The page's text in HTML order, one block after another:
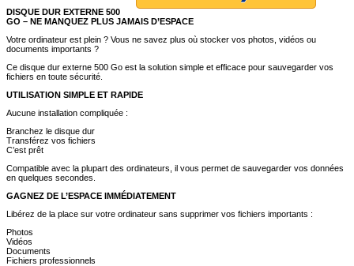
DISQUE DUR EXTERNE 500
GO – NE MANQUEZ PLUS JAMAIS D’ESPACE
Votre ordinateur est plein ? Vous ne savez plus où stocker vos photos, vidéos ou
documents importants ?
Ce disque dur externe 500 Go est la solution simple et efficace pour sauvegarder vos
fichiers en toute sécurité.
UTILISATION SIMPLE ET RAPIDE
Aucune installation compliquée :
Branchez le disque dur
Transférez vos fichiers
C’est prêt
Compatible avec la plupart des ordinateurs, il vous permet de sauvegarder vos données
en quelques secondes.
GAGNEZ DE L’ESPACE IMMÉDIATEMENT
Libérez de la place sur votre ordinateur sans supprimer vos fichiers importants :
Photos
Vidéos
Documents
Fichiers professionnels